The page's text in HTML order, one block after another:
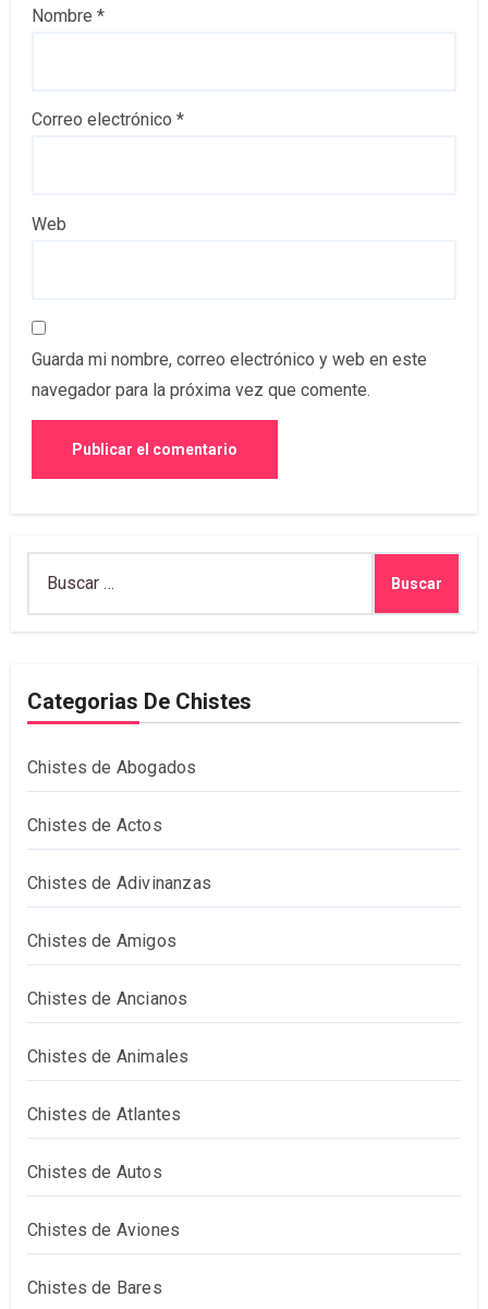
Nombre *
Correo electrónico *
Web
Guarda mi nombre, correo electrónico y web en este
navegador para la próxima vez que comente.
Categorias De Chistes
Chistes de Abogados
Chistes de Actos
Chistes de Adivinanzas
Chistes de Amigos
Chistes de Ancianos
Chistes de Animales
Chistes de Atlantes
Chistes de Autos
Chistes de Aviones
Chistes de Bares